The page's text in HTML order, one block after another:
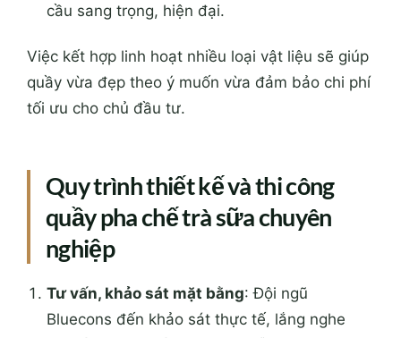
cầu sang trọng, hiện đại.
Việc kết hợp linh hoạt nhiều loại vật liệu sẽ giúp
quầy vừa đẹp theo ý muốn vừa đảm bảo chi phí
tối ưu cho chủ đầu tư.
Quy trình thiết kế và thi công
quầy pha chế trà sữa chuyên
nghiệp
Tư vấn, khảo sát mặt bằng: Đội ngũ
Bluecons đến khảo sát thực tế, lắng nghe